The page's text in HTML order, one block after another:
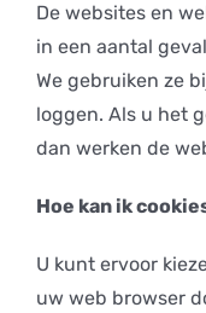
De websites en
in een aantal
We gebruiken ze
loggen. Als u het
dan werken de
Hoe kan ik
U kunt ervoor
uw web browser